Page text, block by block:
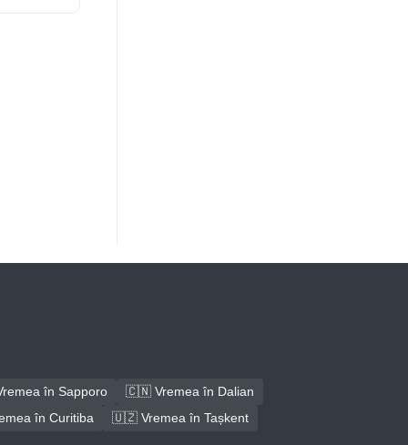
în Sapporo
🇨🇳 Vremea în Dalian
în Curitiba 🇺🇿 Vremea în Tașkent